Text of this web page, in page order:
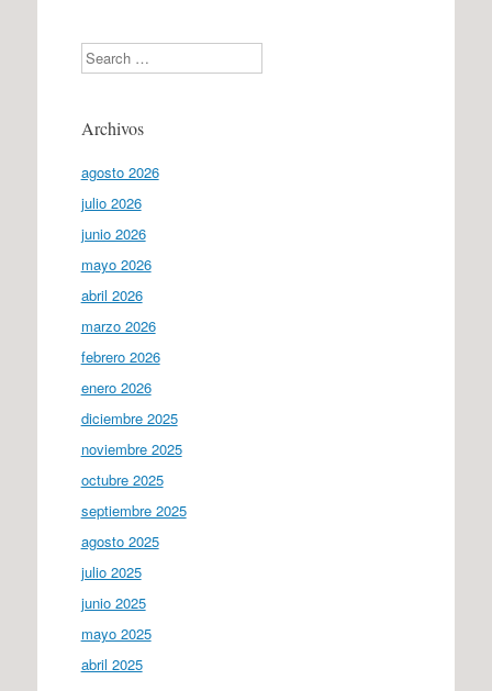
Search
Archivos
agosto 2026
julio 2026
junio 2026
mayo 2026
abril 2026
marzo 2026
febrero 2026
enero 2026
diciembre 2025
noviembre 2025
octubre 2025
septiembre 2025
agosto 2025
julio 2025
junio 2025
mayo 2025
abril 2025